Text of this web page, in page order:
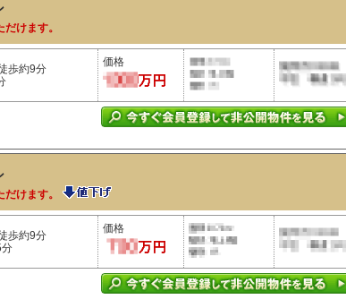
けます。
歩約9分
価格
けます。
歩約9分
価格